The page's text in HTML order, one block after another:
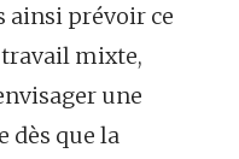
ainsi prévoir ce
travail mixte,
une
dès que la